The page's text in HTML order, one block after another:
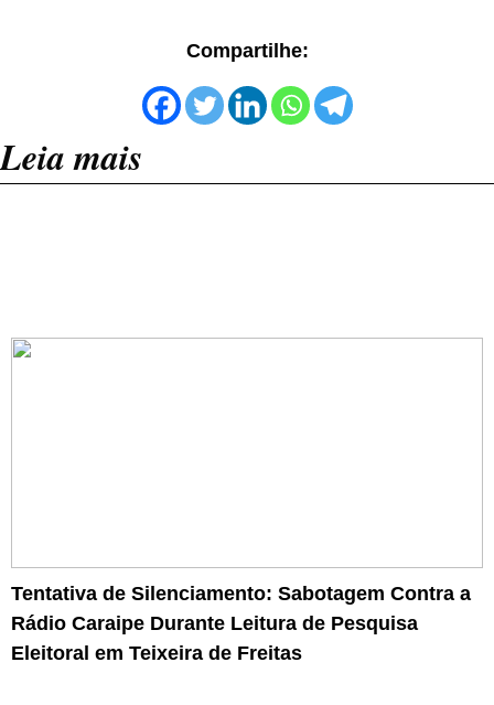
Compartilhe:
Leia mais
Tentativa de Silenciamento: Sabotagem Contra a
Rádio Caraipe Durante Leitura de Pesquisa
Eleitoral em Teixeira de Freitas